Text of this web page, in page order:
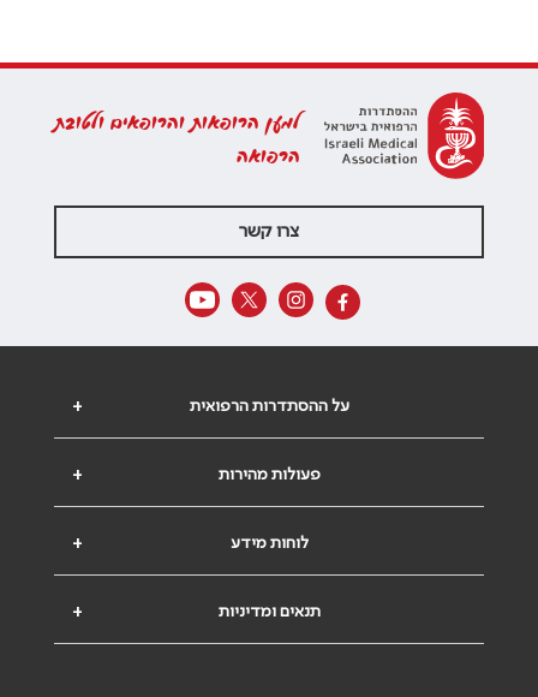
למען הרופאות והרופאים ולטובת
הרפואה
צרו קשר
+ על ההסתדרות הרפואית
+ פעולות מהירות
+ לוחות מידע
+ תנאים ומדיניות